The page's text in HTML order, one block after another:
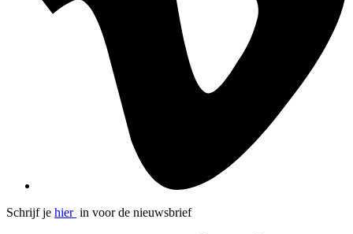
Schrijf je hier in voor de nieuwsbrief